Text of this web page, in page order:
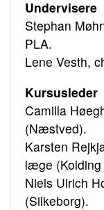
Undervisere
Stephan
PLA.
Lene Vesth,
Kursusleder
Camilla
(Næstved).
Karsten
læge
Niels Ulrich
(Silkeborg).